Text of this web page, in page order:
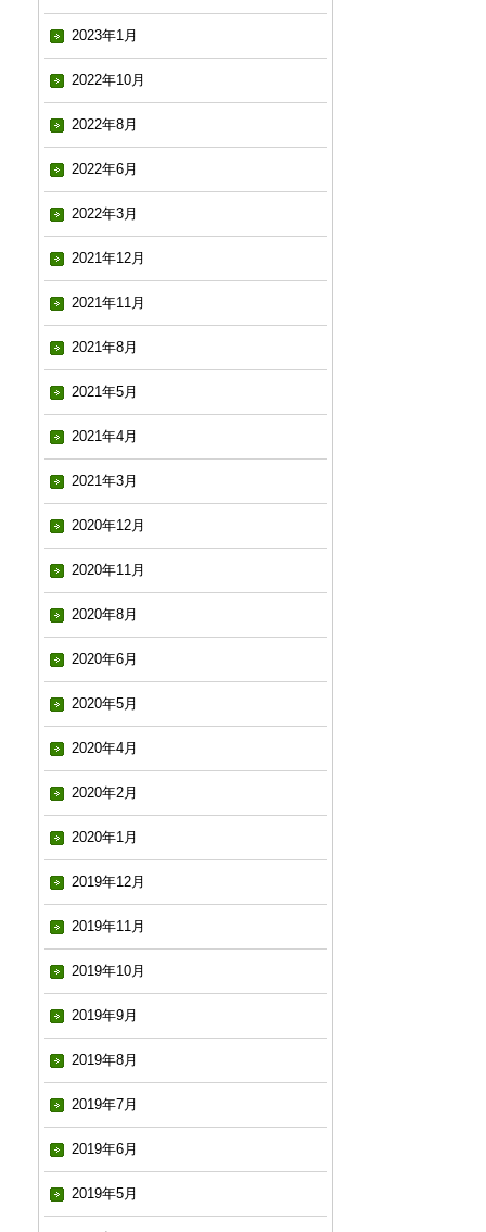
2023年1月
2022年10月
2022年8月
2022年6月
2022年3月
2021年12月
2021年11月
2021年8月
2021年5月
2021年4月
2021年3月
2020年12月
2020年11月
2020年8月
2020年6月
2020年5月
2020年4月
2020年2月
2020年1月
2019年12月
2019年11月
2019年10月
2019年9月
2019年8月
2019年7月
2019年6月
2019年5月